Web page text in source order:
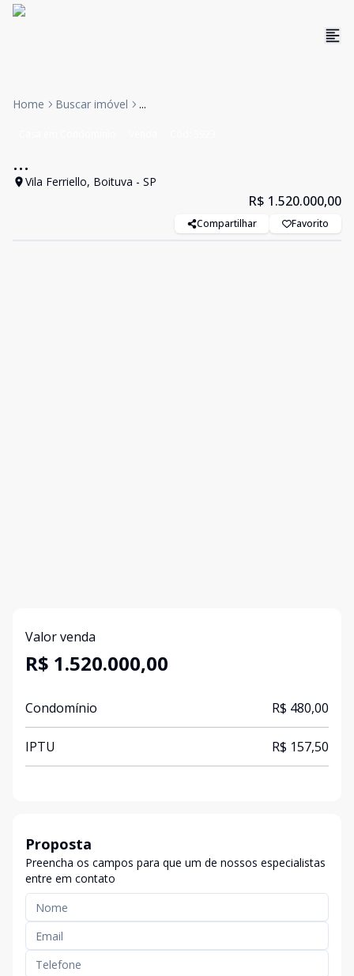
Home Buscar imóvel ...
...
Vila Ferriello, Boituva - SP
R$ 1.520.000,00
Compartilhar Favorito
Valor venda
R$ 1.520.000,00
Condomínio R$ 480,00
IPTU R$ 157,50
Proposta
Preencha os campos para que um de nossos especialistas
entre em contato